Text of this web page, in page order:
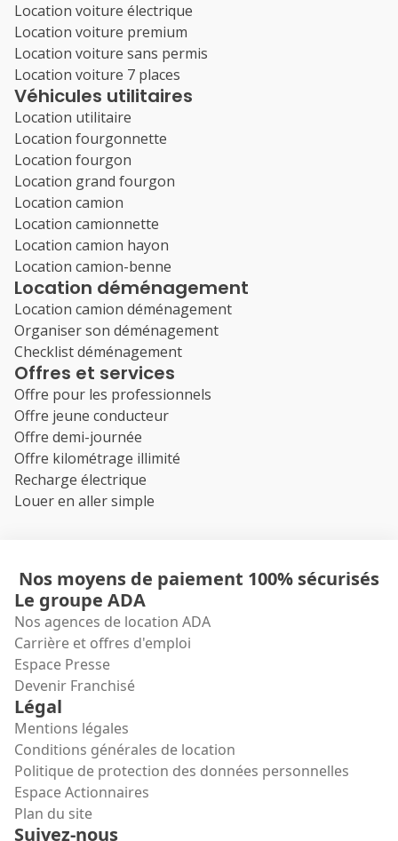
Location voiture électrique
Location voiture premium
Location voiture sans permis
Location voiture 7 places
Véhicules utilitaires
Location utilitaire
Location fourgonnette
Location fourgon
Location grand fourgon
Location camion
Location camionnette
Location camion hayon
Location camion-benne
Location déménagement
Location camion déménagement
Organiser son déménagement
Checklist déménagement
Offres et services
Offre pour les professionnels
Offre jeune conducteur
Offre demi-journée
Offre kilométrage illimité
Recharge électrique
Louer en aller simple
Nos moyens de paiement 100% sécurisés
Le groupe ADA
Nos agences de location ADA
Carrière et offres d'emploi
Espace Presse
Devenir Franchisé
Légal
Mentions légales
Conditions générales de location
Politique de protection des données personnelles
Espace Actionnaires
Plan du site
Suivez-nous